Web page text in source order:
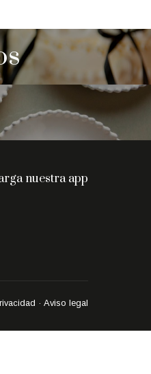
nuestra app
· Aviso legal